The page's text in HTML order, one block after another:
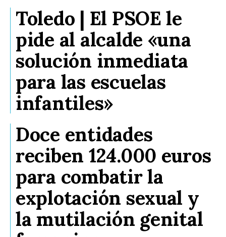
Toledo | El PSOE le
pide al alcalde «una
solución inmediata
para las escuelas
infantiles»
Doce entidades
reciben 124.000 euros
para combatir la
explotación sexual y
la mutilación genital